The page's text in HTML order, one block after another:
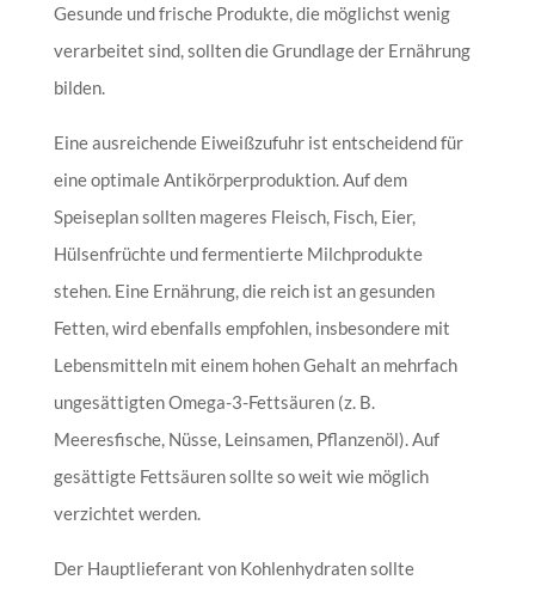
Gesunde und frische Produkte, die möglichst wenig
verarbeitet sind, sollten die Grundlage der Ernährung
bilden.
Eine ausreichende Eiweißzufuhr ist entscheidend für
eine optimale Antikörperproduktion. Auf dem
Speiseplan sollten mageres Fleisch, Fisch, Eier,
Hülsenfrüchte und fermentierte Milchprodukte
stehen. Eine Ernährung, die reich ist an gesunden
Fetten, wird ebenfalls empfohlen, insbesondere mit
Lebensmitteln mit einem hohen Gehalt an mehrfach
ungesättigten Omega-3-Fettsäuren (z. B.
Meeresfische, Nüsse, Leinsamen, Pflanzenöl). Auf
gesättigte Fettsäuren sollte so weit wie möglich
verzichtet werden.
Der Hauptlieferant von Kohlenhydraten sollte